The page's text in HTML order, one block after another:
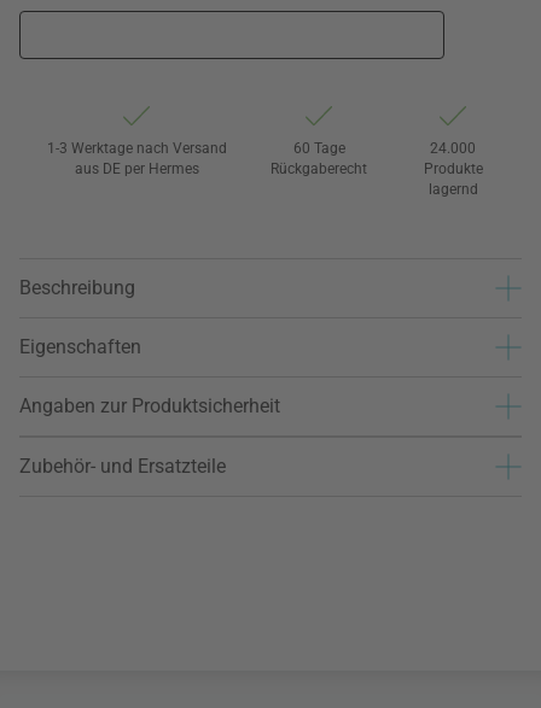
1-3 Werktage nach Versand
aus DE per Hermes
60 Tage
Rückgaberecht
24.000
Produkte
lagernd
Beschreibung
Eigenschaften
Angaben zur Produktsicherheit
Zubehör- und Ersatzteile